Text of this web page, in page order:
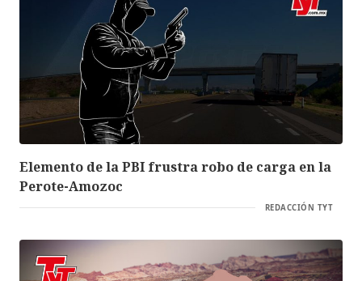
Elemento de la PBI frustra robo de carga en la
Perote-Amozoc
REDACCIÓN TYT